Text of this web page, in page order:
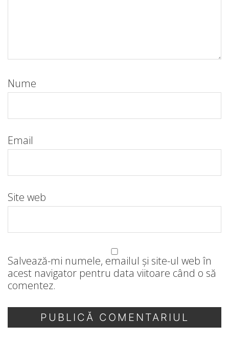
Nume
Email
Site web
Salvează-mi numele, emailul și site-ul web în
acest navigator pentru data viitoare când o să
comentez.